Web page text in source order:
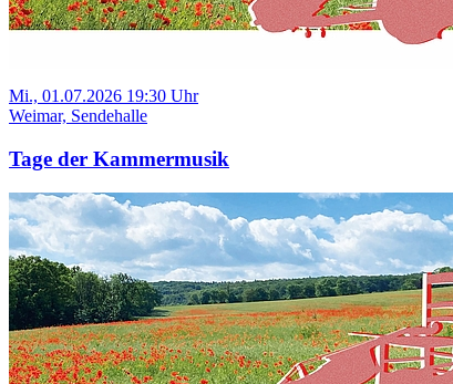
Mi., 01.07.2026 19:30 Uhr
Weimar, Sendehalle
Tage der Kammermusik